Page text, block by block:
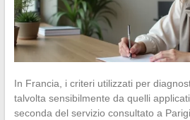
In Francia, i criteri utilizzati per
talvolta sensibilmente da quelli
seconda del servizio consultato a